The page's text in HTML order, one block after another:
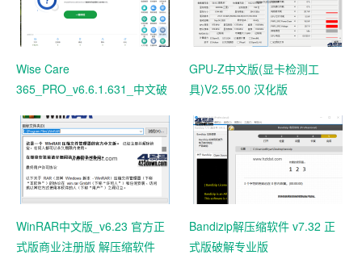
Wise Care
365_PRO_v6.6.1.631_中文破
GPU-Z中文版(显卡检测工
具)V2.55.00 汉化版
WinRAR中文版_v6.23 官方正
式版商业注册版 解压缩软件
Bandizip解压缩软件 v7.32 正
式版破解专业版